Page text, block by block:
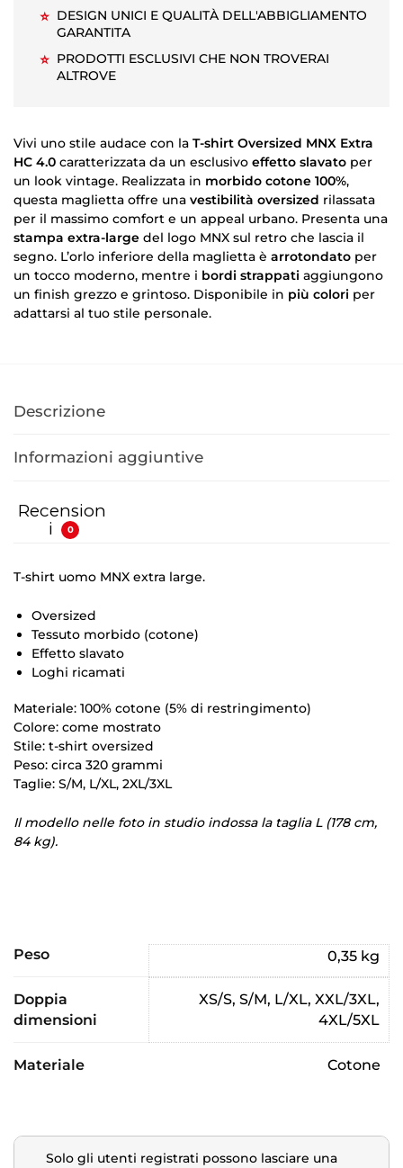
⭐ DESIGN UNICI E QUALITÀ DELL'ABBIGLIAMENTO
GARANTITA
⭐ PRODOTTI ESCLUSIVI CHE NON TROVERAI
ALTROVE
Vivi uno stile audace con la T-shirt Oversized MNX Extra
HC 4.0 caratterizzata da un esclusivo effetto slavato per
un look vintage. Realizzata in morbido cotone 100%,
questa maglietta offre una vestibilità oversized rilassata
per il massimo comfort e un appeal urbano. Presenta una
stampa extra-large del logo MNX sul retro che lascia il
segno. L’orlo inferiore della maglietta è arrotondato per
un tocco moderno, mentre i bordi strappati aggiungono
un finish grezzo e grintoso. Disponibile in più colori per
adattarsi al tuo stile personale.
Descrizione
Informazioni aggiuntive
Recension
i
0
T-shirt uomo MNX extra large.
Oversized
Tessuto morbido (cotone)
Effetto slavato
Loghi ricamati
Materiale: 100% cotone (5% di restringimento)
Colore: come mostrato
Stile: t-shirt oversized
Peso: circa 320 grammi
Taglie: S/M, L/XL, 2XL/3XL
Il modello nelle foto in studio indossa la taglia L (178 cm,
84 kg).
Peso 0,35 kg
Doppia
dimensioni
XS/S, S/M, L/XL, XXL/3XL,
4XL/5XL
Materiale Cotone
Solo gli utenti registrati possono lasciare una